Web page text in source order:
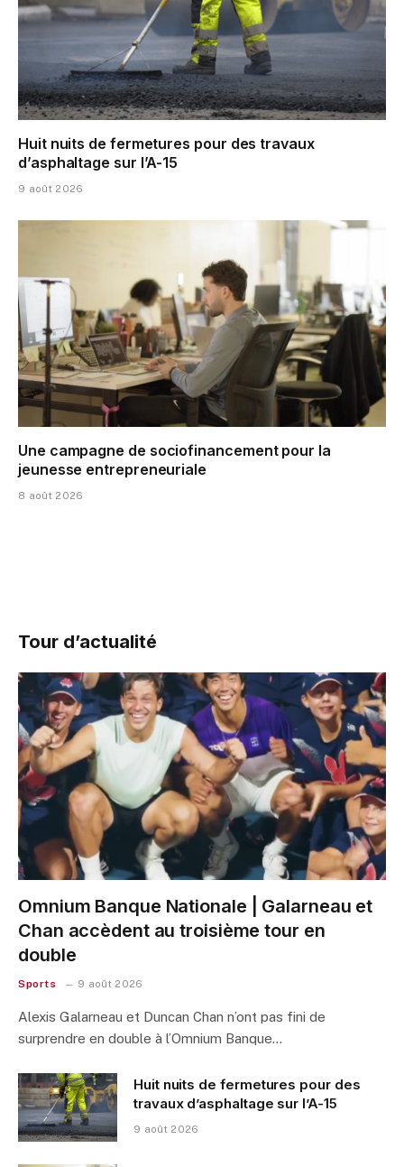
Huit nuits de fermetures pour des travaux
d’asphaltage sur l’A-15
9 août 2026
Une campagne de sociofinancement pour la
jeunesse entrepreneuriale
8 août 2026
Tour d’actualité
Omnium Banque Nationale | Galarneau et
Chan accèdent au troisième tour en
double
Sports 9 août 2026
Alexis Galarneau et Duncan Chan n’ont pas fini de
surprendre en double à l’Omnium Banque…
Huit nuits de fermetures pour des
travaux d’asphaltage sur l’A-15
9 août 2026